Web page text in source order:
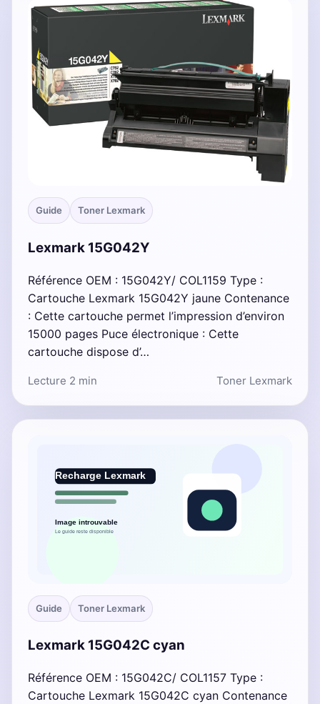
Guide Toner Lexmark
Lexmark 15G042Y
Référence OEM : 15G042Y/ COL1159 Type :
Cartouche Lexmark 15G042Y jaune Contenance
: Cette cartouche permet l’impression d’environ
15000 pages Puce électronique : Cette
cartouche dispose d’…
Lecture 2 min Toner Lexmark
Guide Toner Lexmark
Lexmark 15G042C cyan
Référence OEM : 15G042C/ COL1157 Type :
Cartouche Lexmark 15G042C cyan Contenance